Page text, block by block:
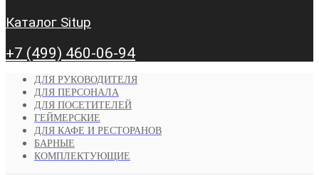
Каталог Situp
+7 (499) 460-06-94
ДЛЯ РУКОВОДИТЕЛЯ
ДЛЯ ПЕРСОНАЛА
ДЛЯ ПОСЕТИТЕЛЕЙ
ГЕЙМЕРСКИЕ
ДЛЯ КАФЕ И РЕСТОРАНОВ
БАРНЫЕ
КОМПЛЕКТУЮЩИЕ